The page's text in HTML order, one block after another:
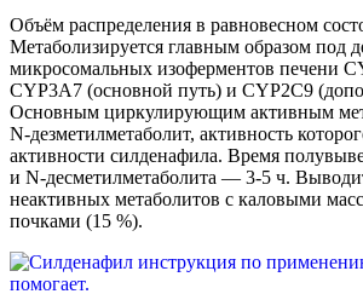
Объём распределения в равновесном
Метаболизируется главным образом под
микросомальных изоферментов печени
CYP3A7 (основной путь) и CYP2C9
Основным циркулирующим активным
N-дезметилметаболит, активность
активности силденафила. Время
и N-десметилметаболита — 3-5 ч.
неактивных метаболитов с каловыми
почками (15 %).